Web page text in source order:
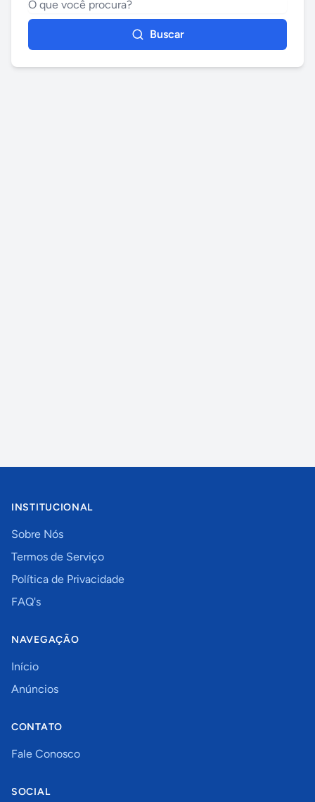
Buscar
INSTITUCIONAL
Sobre Nós
Termos de Serviço
Política de Privacidade
FAQ's
NAVEGAÇÃO
Início
Anúncios
CONTATO
Fale Conosco
SOCIAL